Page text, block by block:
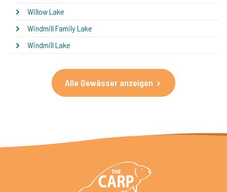
Willow Lake
Windmill Family Lake
Windmill Lake
Alle Gewässer anzeigen